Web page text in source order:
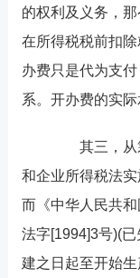
的权利及义务，
在所得税税前扣
办费只是代为支
系。开办费的实际
其三，从筹
和企业所得税法实
而《中华人民共
法字[1994]3号)(
建之日起至开始